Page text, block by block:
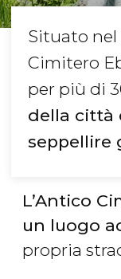
Situato
Cimitero
per più di
della città
seppellire
L’Antico
un luogo
propria